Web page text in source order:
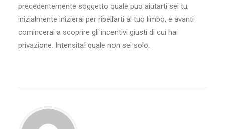
precedentemente soggetto quale puo aiutarti sei tu,
inizialmente inizierai per ribellarti al tuo limbo, e avanti
comincerai a scoprire gli incentivi giusti di cui hai
privazione. Intensita! quale non sei solo.